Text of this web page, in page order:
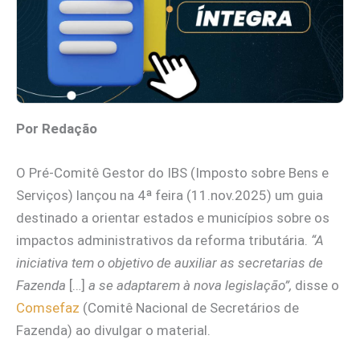
Por Redação
O Pré-Comitê Gestor do IBS (Imposto sobre Bens e
Serviços) lançou na 4ª feira (11.nov.2025) um guia
destinado a orientar estados e municípios sobre os
impactos administrativos da reforma tributária. “A
iniciativa tem o objetivo de auxiliar as secretarias de
Fazenda […] a se adaptarem à nova legislação”, disse o
Comsefaz (Comitê Nacional de Secretários de
Fazenda) ao divulgar o material.